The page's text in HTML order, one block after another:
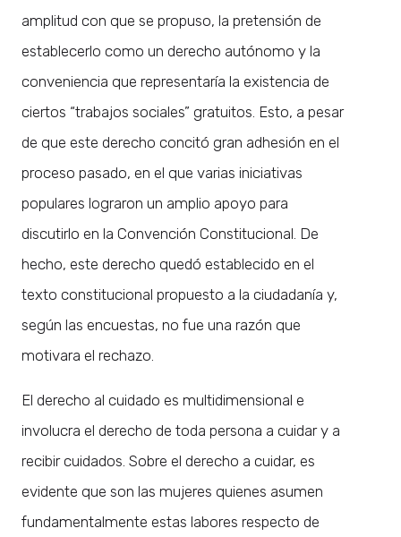
amplitud con que se propuso, la pretensión de
establecerlo como un derecho autónomo y la
conveniencia que representaría la existencia de
ciertos “trabajos sociales” gratuitos. Esto, a pesar
de que este derecho concitó gran adhesión en el
proceso pasado, en el que varias iniciativas
populares lograron un amplio apoyo para
discutirlo en la Convención Constitucional. De
hecho, este derecho quedó establecido en el
texto constitucional propuesto a la ciudadanía y,
según las encuestas, no fue una razón que
motivara el rechazo.
El derecho al cuidado es multidimensional e
involucra el derecho de toda persona a cuidar y a
recibir cuidados. Sobre el derecho a cuidar, es
evidente que son las mujeres quienes asumen
fundamentalmente estas labores respecto de